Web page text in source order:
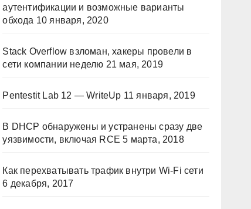
аутентификации и возможные варианты
обхода 10 января, 2020
Stack Overflow взломан, хакеры провели в
сети компании неделю 21 мая, 2019
Pentestit Lab 12 — WriteUp 11 января, 2019
В DHCP обнаружены и устранены сразу две
уязвимости, включая RCE 5 марта, 2018
Как перехватывать трафик внутри Wi-Fi сети
6 декабря, 2017